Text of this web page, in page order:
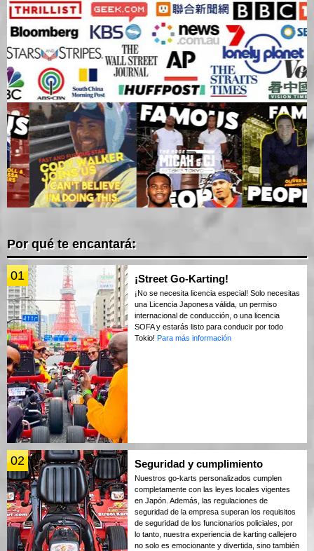
Por qué te encantará:
01 ¡Street Go-Karting!
¡No se necesita licencia especial! Solo necesitas
una Licencia Japonesa válida, un permiso
internacional de conducción, o una licencia
SOFA y estarás listo para conducir por todo
Tokio! Para más información
02 Seguridad y cumplimiento
Nuestros go-karts personalizados cumplen
completamente con las leyes locales vigentes
en Japón. Además, las regulaciones de
seguridad de la empresa superan los requisitos
de seguridad de los funcionarios policiales, por
lo tanto, nuestra experiencia de karting callejero
no solo es emocionante y divertida, sino también